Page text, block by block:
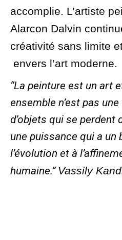
accomplie. L’artiste
Alarcon Dalvin
créativité sans limite
envers l’art moderne.
“La peinture est un art
ensemble n’est pas
d’objets qui se perdent
une puissance qui a un
l’évolution et à
humaine.” Vassily